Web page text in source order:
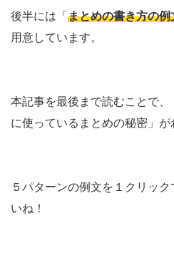
後半には「 まとめの書き方の
用意しています。
本記事を最後まで読むことで、
に使っているまとめの秘密」が
５パターンの例文を１クリッ
いね！